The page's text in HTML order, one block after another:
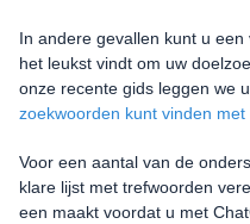
In andere gevallen kunt u
het leukst vindt om uw
onze recente gids leggen we
zoekwoorden kunt vinden met
Voor een aantal van de
klare lijst met trefwoorden
een maakt voordat u met